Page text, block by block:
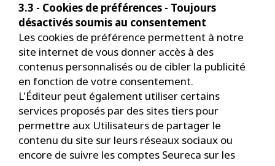
3.3 - Cookies de préférences - Toujours
désactivés soumis au consentement
Les cookies de préférence permettent à notre
site internet de vous donner accès à des
contenus personnalisés ou de cibler la publicité
en fonction de votre consentement.
L'Éditeur peut également utiliser certains
services proposés par des sites tiers pour
permettre aux Utilisateurs de partager le
contenu du site sur leurs réseaux sociaux ou
encore de suivre les comptes Seureca sur les